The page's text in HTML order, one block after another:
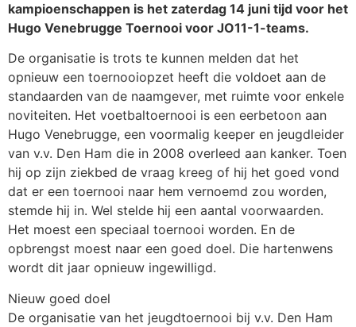
kampioenschappen is het zaterdag 14 juni tijd voor het
Hugo Venebrugge Toernooi voor JO11-1-teams.
De organisatie is trots te kunnen melden dat het
opnieuw een toernooiopzet heeft die voldoet aan de
standaarden van de naamgever, met ruimte voor enkele
noviteiten. Het voetbaltoernooi is een eerbetoon aan
Hugo Venebrugge, een voormalig keeper en jeugdleider
van v.v. Den Ham die in 2008 overleed aan kanker. Toen
hij op zijn ziekbed de vraag kreeg of hij het goed vond
dat er een toernooi naar hem vernoemd zou worden,
stemde hij in. Wel stelde hij een aantal voorwaarden.
Het moest een speciaal toernooi worden. En de
opbrengst moest naar een goed doel. Die hartenwens
wordt dit jaar opnieuw ingewilligd.
Nieuw goed doel
De organisatie van het jeugdtoernooi bij v.v. Den Ham